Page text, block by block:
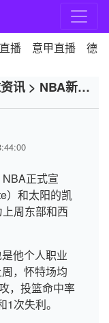
播 意甲直播 德
讯 > NBA新闻
正式宣
）和太阳的凯
周东部和西
他个人职业
，怀特场均
，投篮命中率
次失利。